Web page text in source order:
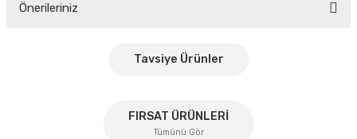
Önerileriniz
konularda yetersiz gördüğünüz noktaları öneri formunu
Ürün resmi kalitesiz, bozuk veya görüntülenemiyor.
Tavsiye Ürünler
FIRSAT ÜRÜNLERİ
Tümünü Gör